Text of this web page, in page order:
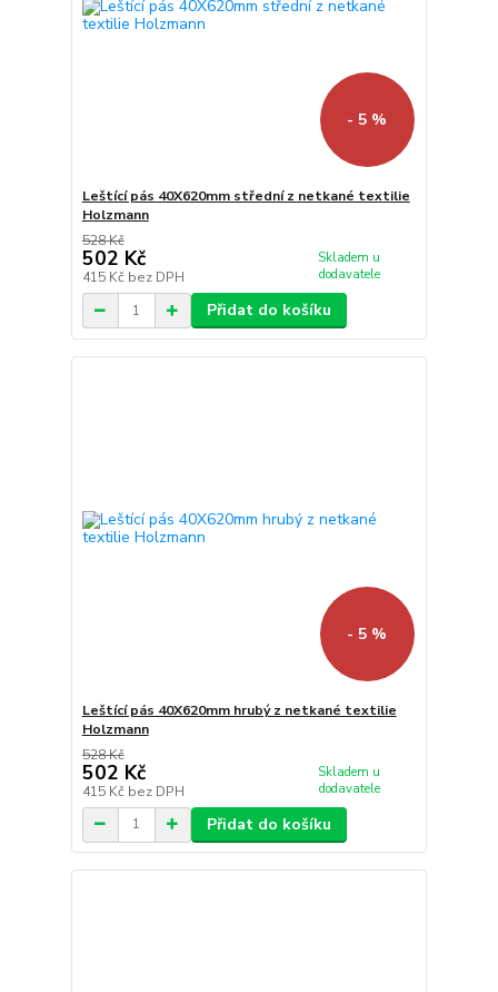
- 5 %
Leštící pás 40X620mm střední z netkané textilie
Holzmann
528 Kč
502 Kč
415 Kč bez DPH
Skladem u
dodavatele
Přidat do košíku
- 5 %
Leštící pás 40X620mm hrubý z netkané textilie
Holzmann
528 Kč
502 Kč
415 Kč bez DPH
Skladem u
dodavatele
Přidat do košíku